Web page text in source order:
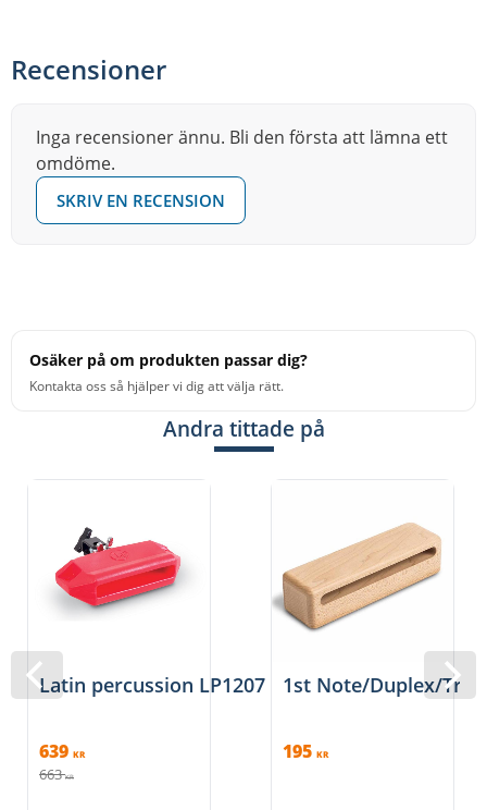
Recensioner
Inga recensioner ännu. Bli den första att lämna ett
omdöme.
SKRIV EN RECENSION
Osäker på om produkten passar dig?
Kontakta oss så hjälper vi dig att välja rätt.
Andra tittade på
Latin percussion LP1207 - Röd
639 KR
663 KR
1st Note/Duplex/
195 KR